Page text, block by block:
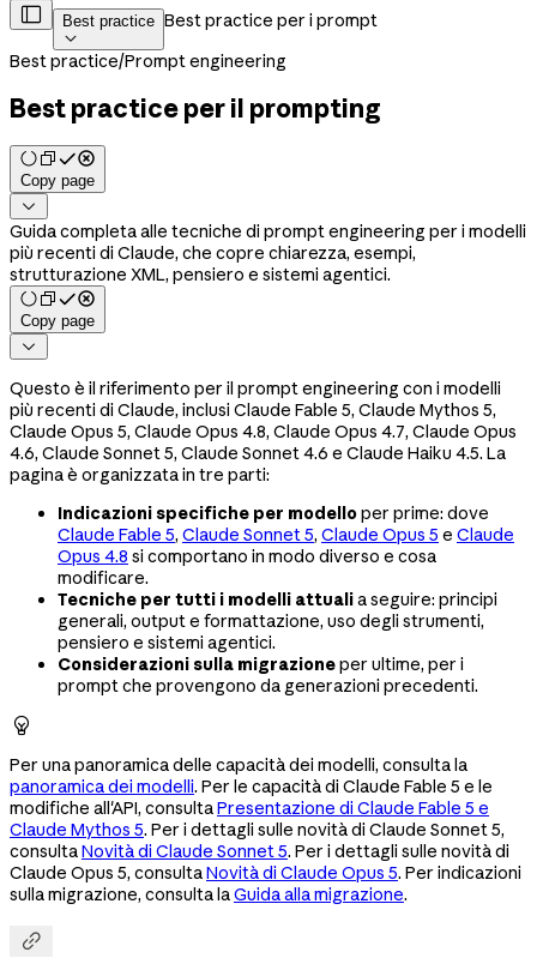
 Best practice

Best practice per i prompt
Best practice/Prompt engineering
Best practice per il prompting
Copy page

Guida completa alle tecniche di prompt engineering per i modelli
più recenti di Claude, che copre chiarezza, esempi,
strutturazione XML, pensiero e sistemi agentici.
Copy page

Questo è il riferimento per il prompt engineering con i modelli
più recenti di Claude, inclusi Claude Fable 5, Claude Mythos 5,
Claude Opus 5, Claude Opus 4.8, Claude Opus 4.7, Claude Opus
4.6, Claude Sonnet 5, Claude Sonnet 4.6 e Claude Haiku 4.5. La
pagina è organizzata in tre parti:
Indicazioni specifiche per modelloper prime: dove
Claude Fable 5, Claude Sonnet 5, Claude Opus 5 e Claude
Opus 4.8 si comportano in modo diverso e cosa
modificare.
Tecniche per tutti i modelli attualia seguire: principi
generali, output e formattazione, uso degli strumenti,
pensiero e sistemi agentici.
Considerazioni sulla migrazioneper ultime, per i
prompt che provengono da generazioni precedenti.

Per una panoramica delle capacità dei modelli, consulta la
panoramica dei modelli. Per le capacità di Claude Fable 5 e le
modifiche all'API, consultaPresentazione di Claude Fable 5 e
Claude Mythos 5. Per i dettagli sulle novità di Claude Sonnet 5,
consultaNovità di Claude Sonnet 5. Per i dettagli sulle novità di
Claude Opus 5, consultaNovità di Claude Opus 5. Per indicazioni
sulla migrazione, consulta laGuida alla migrazione.
